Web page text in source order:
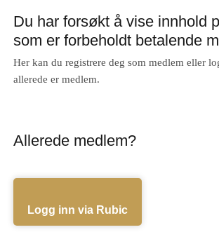
Du har forsøkt å vise innhold
som er forbeholdt betalende
Her kan du registrere deg som medlem eller
allerede er medlem.
Allerede medlem?
Logg inn via Rubic